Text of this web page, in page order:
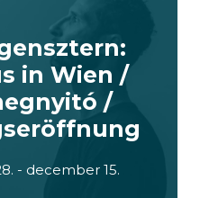
in Wien /
/
- december 15.